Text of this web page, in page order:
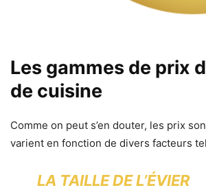
Les gammes de prix
de cuisine
Comme on peut s’en douter, les prix
varient en fonction de divers facteurs
LA TAILLEDE L’ÉVIER